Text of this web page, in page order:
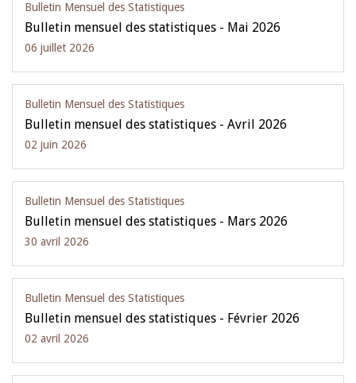
Bulletin Mensuel des Statistiques
Bulletin mensuel des statistiques - Mai 2026
06 juillet 2026
Bulletin Mensuel des Statistiques
Bulletin mensuel des statistiques - Avril 2026
02 juin 2026
Bulletin Mensuel des Statistiques
Bulletin mensuel des statistiques - Mars 2026
30 avril 2026
Bulletin Mensuel des Statistiques
Bulletin mensuel des statistiques - Février 2026
02 avril 2026